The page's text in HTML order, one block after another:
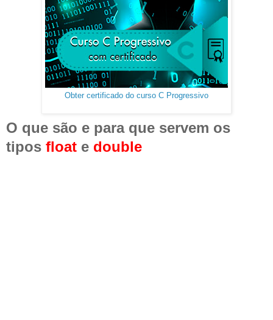
Obter certificado do curso C Progressivo
O que são e para que servem os
tipos float e double